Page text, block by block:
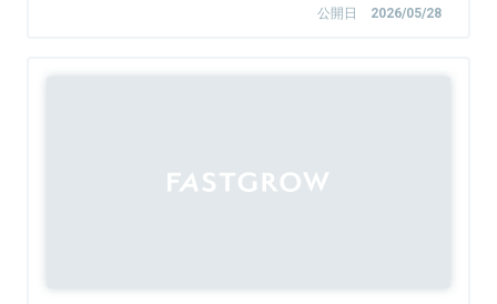
公開日 2026/05/28